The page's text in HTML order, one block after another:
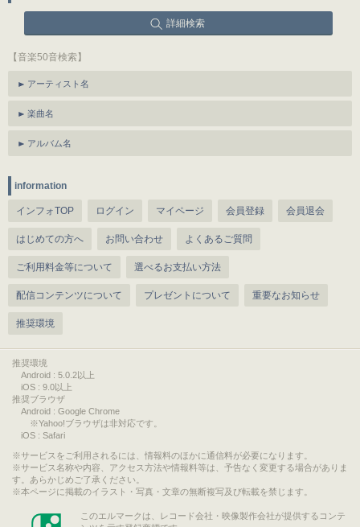
詳細検索
【音楽50音検索】
アーティスト名
楽曲名
アルバム名
information
インフォTOP ログイン マイページ 会員登録 会員退会
はじめての方へ お問い合わせ よくあるご質問
ご利用料金等について 選べるお支払い方法
配信コンテンツについて プレゼントについて 重要なお知らせ
推奨環境
推奨環境
Android : 5.0.2以上
iOS : 9.0以上
推奨ブラウザ
Android : Google Chrome
※Yahoo!ブラウザは非対応です。
iOS : Safari
サービスをご利用されるには、情報料のほかに通信料が必要になります。
サービス名称や内容、アクセス方法や情報料等は、予告なく変更する場合がありま
す。あらかじめご了承ください。
本ページに掲載のイラスト・写真・文章の無断複写及び転載を禁じます。
このエルマークは、レコード会社・映像製作会社が提供するコンテ